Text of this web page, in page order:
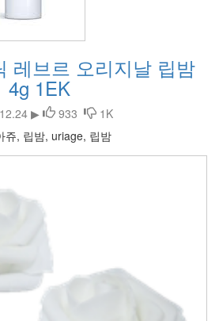
레브르 오리지날 립밤
4g 1EK
▶ 933
1K
쥬, 립밤, uriage, 립밤